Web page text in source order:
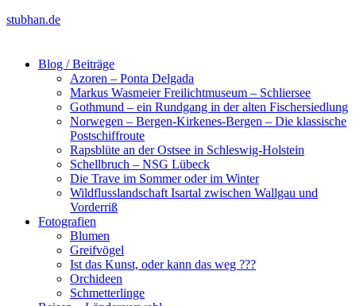
stubhan.de
Blog / Beiträge
Azoren – Ponta Delgada
Markus Wasmeier Freilichtmuseum – Schliersee
Gothmund – ein Rundgang in der alten Fischersiedlung
Norwegen – Bergen-Kirkenes-Bergen – Die klassische
Postschiffroute
Rapsblüte an der Ostsee in Schleswig-Holstein
Schellbruch – NSG Lübeck
Die Trave im Sommer oder im Winter
Wildflusslandschaft Isartal zwischen Wallgau und
Vorderriß
Fotografien
Blumen
Greifvögel
Ist das Kunst, oder kann das weg ???
Orchideen
Schmetterlinge